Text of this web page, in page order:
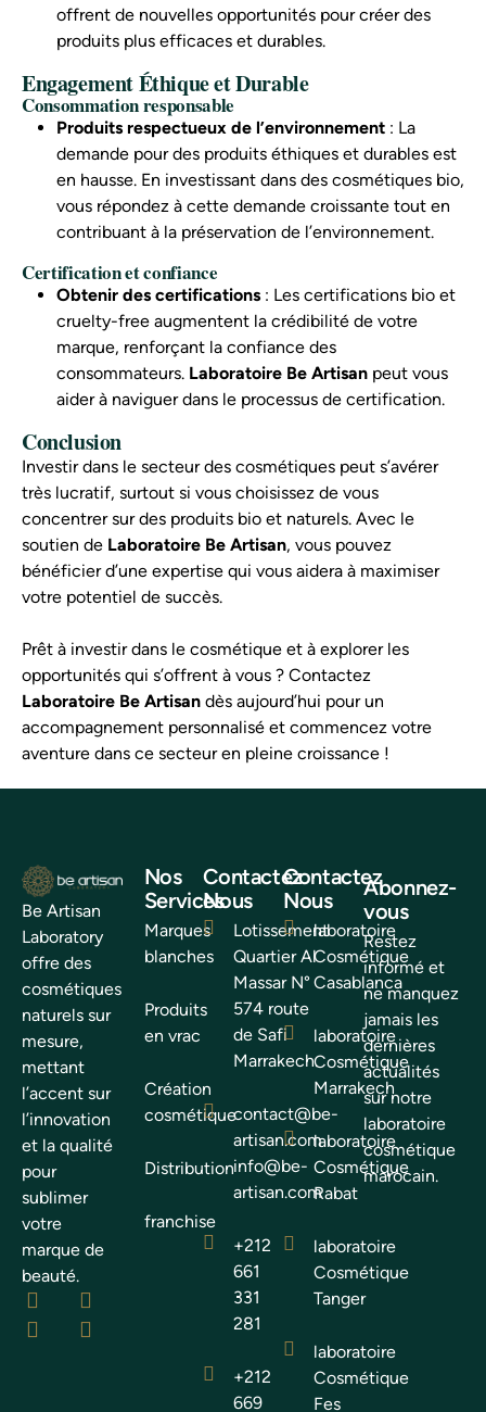
offrent de nouvelles opportunités pour créer des
produits plus efficaces et durables.
Engagement Éthique et Durable
Consommation responsable
Produits respectueux de l’environnement : La
demande pour des produits éthiques et durables est
en hausse. En investissant dans des cosmétiques bio,
vous répondez à cette demande croissante tout en
contribuant à la préservation de l’environnement.
Certification et confiance
Obtenir des certifications : Les certifications bio et
cruelty-free augmentent la crédibilité de votre
marque, renforçant la confiance des
consommateurs. Laboratoire Be Artisan peut vous
aider à naviguer dans le processus de certification.
Conclusion
Investir dans le secteur des cosmétiques peut s’avérer
très lucratif, surtout si vous choisissez de vous
concentrer sur des produits bio et naturels. Avec le
soutien de Laboratoire Be Artisan, vous pouvez
bénéficier d’une expertise qui vous aidera à maximiser
votre potentiel de succès.
Prêt à investir dans le cosmétique et à explorer les
opportunités qui s’offrent à vous ? Contactez
Laboratoire Be Artisan dès aujourd’hui pour un
accompagnement personnalisé et commencez votre
aventure dans ce secteur en pleine croissance !
Be Artisan
Laboratory
offre des
cosmétiques
naturels sur
mesure,
mettant
l’accent sur
l’innovation
et la qualité
pour
sublimer
votre
marque de
beauté.
Nos
Services
Marques
blanches
Produits
en vrac
Création
cosmétique
Distribution
franchise
Contactez
Nous
Lotissement
Quartier Al
Massar N°
574 route
de Safi
Marrakech.
contact@be-
artisan.com
info@be-
artisan.com
+212
661
331
281
+212
669
Contactez
Nous
laboratoire
Cosmétique
Casablanca
laboratoire
Cosmétique
Marrakech
laboratoire
Cosmétique
Rabat
laboratoire
Cosmétique
Tanger
laboratoire
Cosmétique
Fes
Abonnez-
vous
Restez
informé et
ne manquez
jamais les
dernières
actualités
sur notre
laboratoire
cosmétique
marocain.